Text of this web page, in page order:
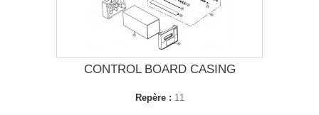
CONTROL BOARD CASING
Repère : 11